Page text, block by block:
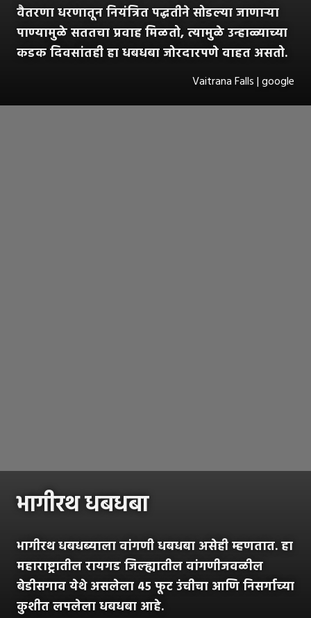
वैतरणा धरणातून नियंत्रित पद्धतीने सोडल्या जाणाऱ्या
पाण्यामुळे सततचा प्रवाह मिळतो, त्यामुळे उन्हाळ्याच्या
कडक दिवसांतही हा धबधबा जोरदारपणे वाहत असतो.
Vaitrana Falls | google
भागीरथ धबधबा
भागीरथ धबधब्याला वांगणी धबधबा असेही म्हणतात. हा
महाराष्ट्रातील रायगड जिल्ह्यातील वांगणीजवळील
बेडीसगाव येथे असलेला ४५ फूट उंचीचा आणि निसर्गाच्या
कुशीत लपलेला धबधबा आहे.